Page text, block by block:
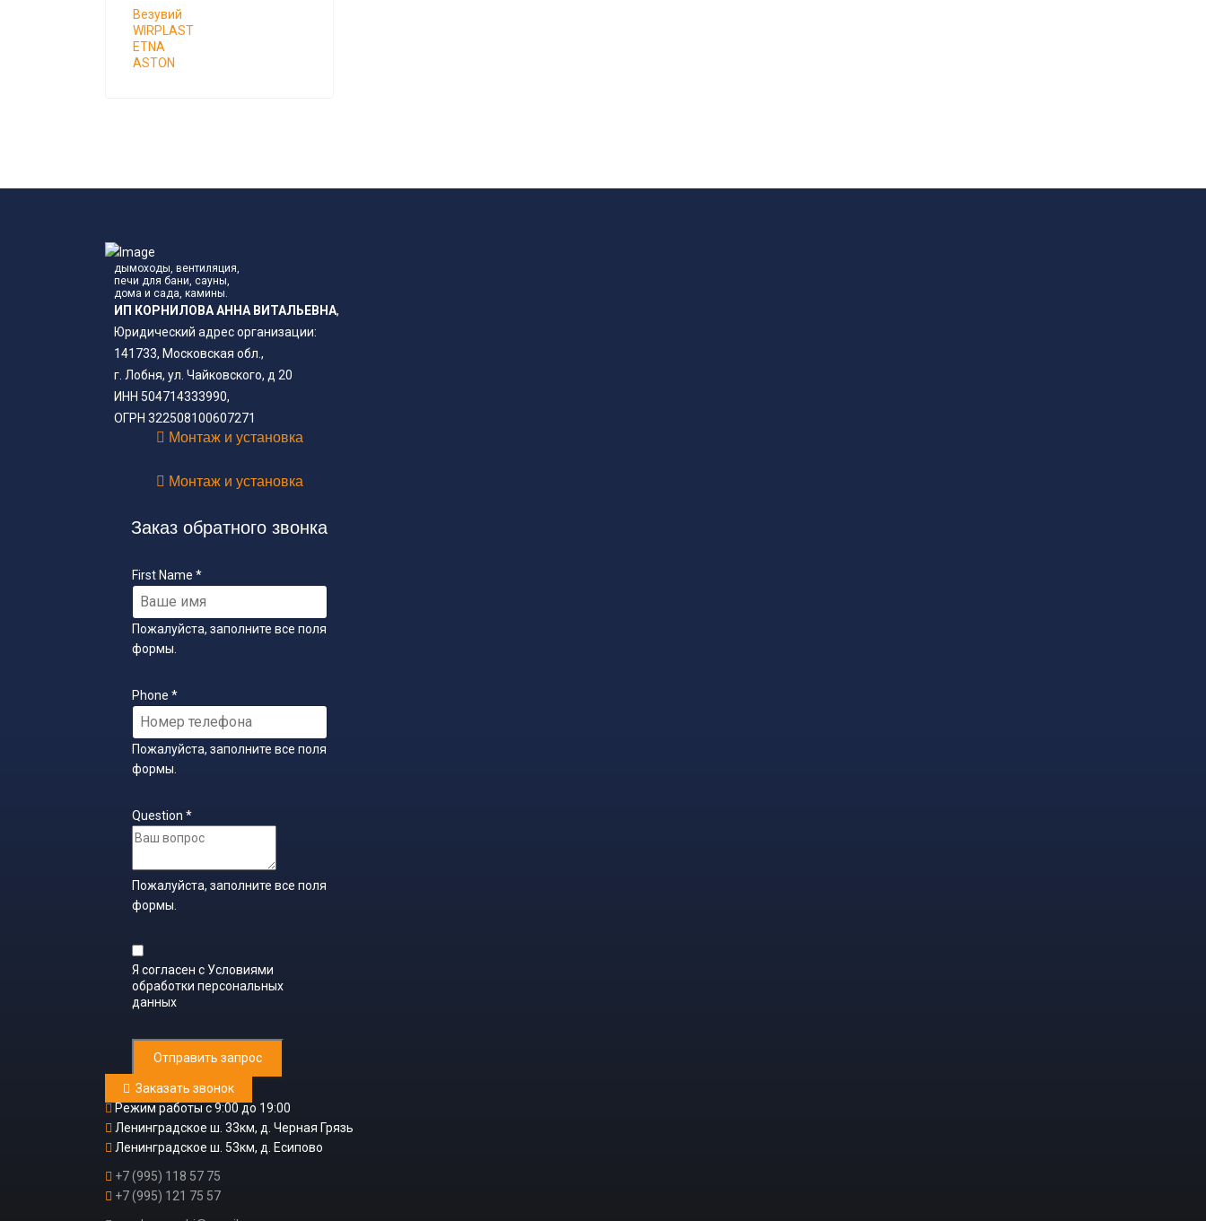
Везувий
WIRPLAST
ETNA
ASTON
дымоходы, вентиляция,
печи для бани, сауны,
дома и сада, камины.
ИП КОРНИЛОВА АННА ВИТАЛЬЕВНА,
Юридический адрес организации:
141733, Московская обл.,
г. Лобня, ул. Чайковского, д 20
ИНН 504714333990,
ОГРН 322508100607271
Монтаж и установка
Монтаж и установка
Заказ обратного звонка
First Name *
Пожалуйста, заполните все поля
формы.
Phone *
Пожалуйста, заполните все поля
формы.
Question *
Пожалуйста, заполните все поля
формы.
Я согласен с Условиями
обработки персональных
данных
Отправить запрос
Заказать звонок
Режим работы с 9:00 до 19:00
Ленинградское ш. 33км, д. Черная Грязь
Ленинградское ш. 53км, д. Есипово
+7 (995) 118 57 75
+7 (995) 121 75 57